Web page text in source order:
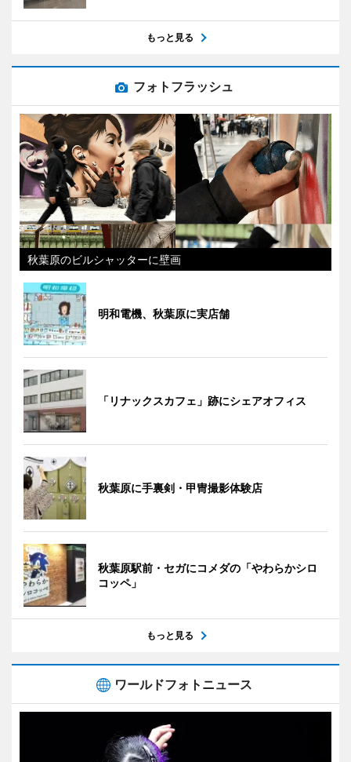
もっと見る
フォトフラッシュ
秋葉原のビルシャッターに壁画
明和電機、秋葉原に実店舗
「リナックスカフェ」跡にシェアオフィス
秋葉原に手裏剣・甲冑撮影体験店
秋葉原駅前・セガにコメダの「やわらかシロ
コッペ」
もっと見る
ワールドフォトニュース